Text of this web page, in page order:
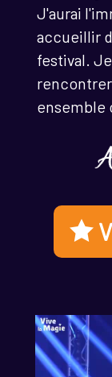
J'aurai
accueillir
festival.
ensemble